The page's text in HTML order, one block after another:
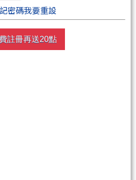
數加贈2%！
買點數
密碼我要重設
註冊再送20點